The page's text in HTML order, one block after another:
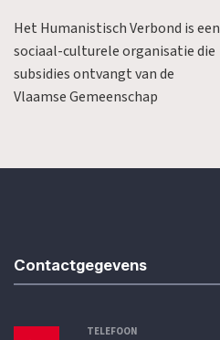
Het Humanistisch Verbond is een
sociaal-culturele organisatie die
subsidies ontvangt van de
Vlaamse Gemeenschap
Contactgegevens
TELEFOON